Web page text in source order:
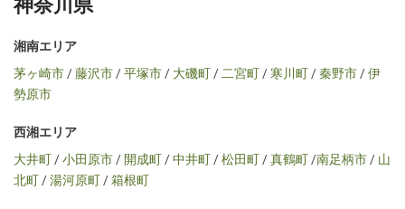
神奈川県
湘南エリア
茅ヶ崎市/藤沢市/平塚市/ 大磯町/二宮町/寒川町/秦野市/伊
勢原市
西湘エリア
大井町/小田原市/ 開成町/中井町/松田町/真鶴町/南足柄市/ 山
北町/湯河原町/箱根町